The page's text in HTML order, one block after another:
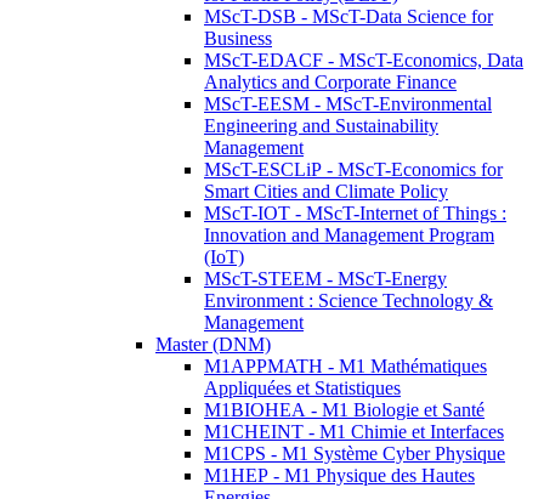
MScT-DSB - MScT-Data Science for
Business
MScT-EDACF - MScT-Economics, Data
Analytics and Corporate Finance
MScT-EESM - MScT-Environmental
Engineering and Sustainability
Management
MScT-ESCLiP - MScT-Economics for
Smart Cities and Climate Policy
MScT-IOT - MScT-Internet of Things :
Innovation and Management Program
(IoT)
MScT-STEEM - MScT-Energy
Environment : Science Technology &
Management
Master (DNM)
M1APPMATH - M1 Mathématiques
Appliquées et Statistiques
M1BIOHEA - M1 Biologie et Santé
M1CHEINT - M1 Chimie et Interfaces
M1CPS - M1 Système Cyber Physique
M1HEP - M1 Physique des Hautes